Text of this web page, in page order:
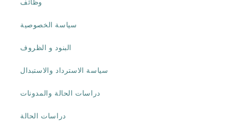
سياسة الخصوصية
البنود و الظروف
سياسة الاسترداد والاستبدال
دراسات الحالة والمدونات
دراسات الحالة